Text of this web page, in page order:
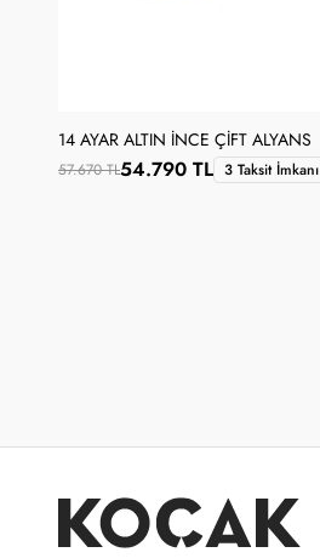
14 AYAR ALTIN İNCE ÇIFT ALYANS
57.670 TL54.790 TL 3 Taksit İmkanı